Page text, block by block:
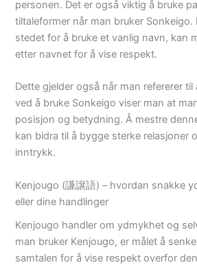
personen. Det er også viktig å bruke
tiltaleformer når man bruker Sonkeigo.
stedet for å bruke et vanlig navn, kan
etter navnet for å vise respekt.
Dette gjelder også når man refererer
ved å bruke Sonkeigo viser man at
posisjon og betydning. Å mestre
kan bidra til å bygge sterke relasjoner
inntrykk.
Kenjougo (謙譲語) – hvordan snakke
eller dine handlinger
Kenjougo handler om ydmykhet og
man bruker Kenjougo, er målet å
samtalen for å vise respekt overfor